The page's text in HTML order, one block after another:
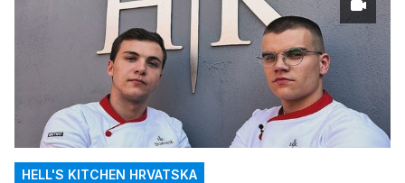
HELL'S KITCHEN HRVATSKA